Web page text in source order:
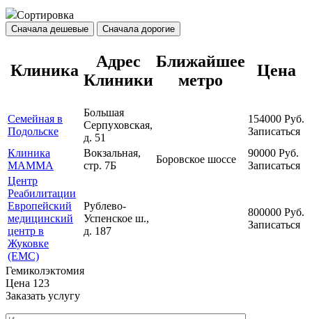
Сортировка
Сначала дешевые Сначала дорогие
Клиника
Адрес
Клиники
Ближайшее
метро
Цена
Семейная в
Подольске
Большая
Серпуховская,
д. 51
154000 Руб.
Записаться
Клиника
МАММА
Вокзальная,
стр. 7Б
Боровское шоссе
90000 Руб.
Записаться
Центр
Реабилитации
Европейский
медицинский
центр в
Жуковке
(ЕМС)
Рублево-
Успенское ш.,
д. 187
800000 Руб.
Записаться
Гемиколэктомия
Цена 123
Заказать услугу